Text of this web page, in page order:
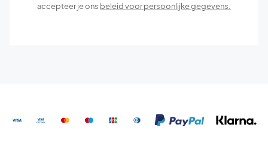
accepteer je ons beleid voor persoonlijke gegevens.